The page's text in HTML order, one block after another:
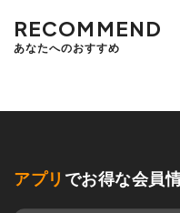
アプリでお得な会員
ン、セール情報を最速で受